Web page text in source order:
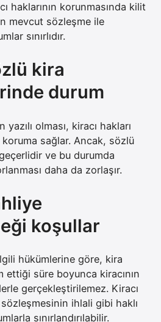
haklarının korunmasında kilit
mevcut sözleşme ile
sınırlıdır.
kira
durum
olması, kiracı hakları
koruma sağlar. Ancak, sözlü
ve bu durumda
daha da zorlaşır.
koşullar
hükümlerine göre, kira
ettiği süre boyunca kiracının
gerçekleştirilemez. Kiracı
ihlali gibi haklı
sınırlandırılabilir.